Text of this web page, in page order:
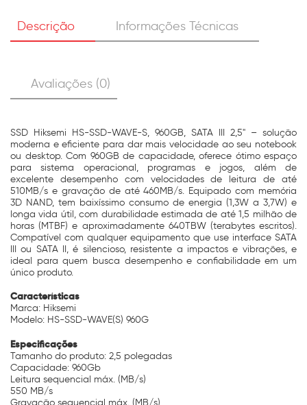
Descrição Informações Técnicas
Avaliações (0)
SSD Hiksemi HS-SSD-WAVE-S, 960GB, SATA III 2,5" – solução
moderna e eficiente para dar mais velocidade ao seu notebook
ou desktop. Com 960GB de capacidade, oferece ótimo espaço
para sistema operacional, programas e jogos, além de
excelente desempenho com velocidades de leitura de até
510MB/s e gravação de até 460MB/s. Equipado com memória
3D NAND, tem baixíssimo consumo de energia (1,3W a 3,7W) e
longa vida útil, com durabilidade estimada de até 1,5 milhão de
horas (MTBF) e aproximadamente 640TBW (terabytes escritos).
Compatível com qualquer equipamento que use interface SATA
III ou SATA II, é silencioso, resistente a impactos e vibrações, e
ideal para quem busca desempenho e confiabilidade em um
único produto.
Características
Marca: Hiksemi
Modelo: HS-SSD-WAVE(S) 960G
Especificações
Tamanho do produto: 2,5 polegadas
Capacidade: 960Gb
Leitura sequencial máx. (MB/s)
550 MB/s
Gravação sequencial máx. (MB/s)